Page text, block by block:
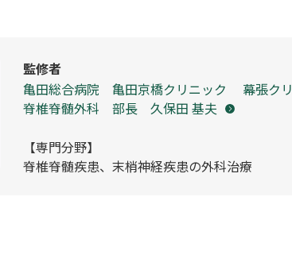
監修者
亀田総合病院 亀田京橋クリニック 幕張ク
脊椎脊髄外科 部長 久保田 基夫
【専門分野】
脊椎脊髄疾患、末梢神経疾患の外科治療